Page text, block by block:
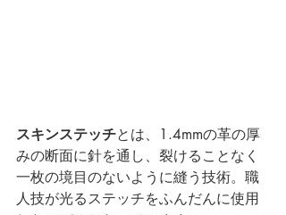
スキンステッチとは、1.4mmの革の厚
みの断面に針を通し、裂けることなく
一枚の境目のないように縫う技術。職
人技が光るステッチをふんだんに使用